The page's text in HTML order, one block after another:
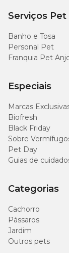
Serviços Pet
Banho e Tosa
Personal Pet
Franquia Pet
Especiais
Marcas
Biofresh
Black Friday
Sobre
Pet Day
Guias de
Categorias
Cachorro
Pássaros
Jardim
Outros pets